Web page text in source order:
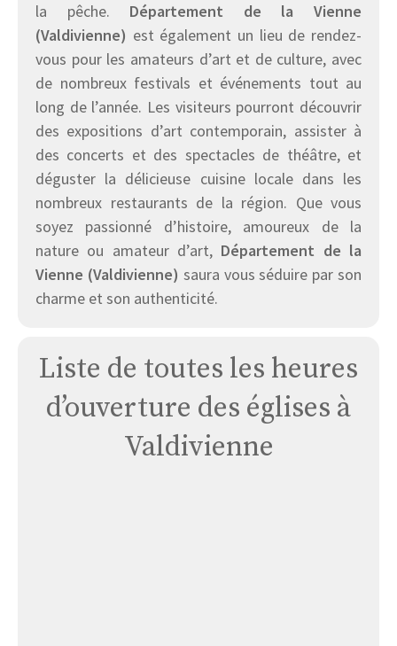
la pêche. Département de la Vienne
(Valdivienne) est également un lieu de rendez-
vous pour les amateurs d’art et de culture, avec
de nombreux festivals et événements tout au
long de l’année. Les visiteurs pourront découvrir
des expositions d’art contemporain, assister à
des concerts et des spectacles de théâtre, et
déguster la délicieuse cuisine locale dans les
nombreux restaurants de la région. Que vous
soyez passionné d’histoire, amoureux de la
nature ou amateur d’art, Département de la
Vienne (Valdivienne) saura vous séduire par son
charme et son authenticité.
Liste de toutes les heures
d’ouverture des églises à
Valdivienne